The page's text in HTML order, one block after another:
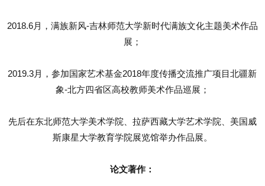
2018.6月，满族新风-吉林师范大学新时代满族文化主题美术作品
展；
2019.3月，参加国家艺术基金2018年度传播交流推广项目北疆新
象-北方四省区高校教师美术作品巡展；
先后在东北师范大学美术学院、拉萨西藏大学艺术学院、美国威
斯康星大学教育学院展览馆举办作品展。
论文著作：